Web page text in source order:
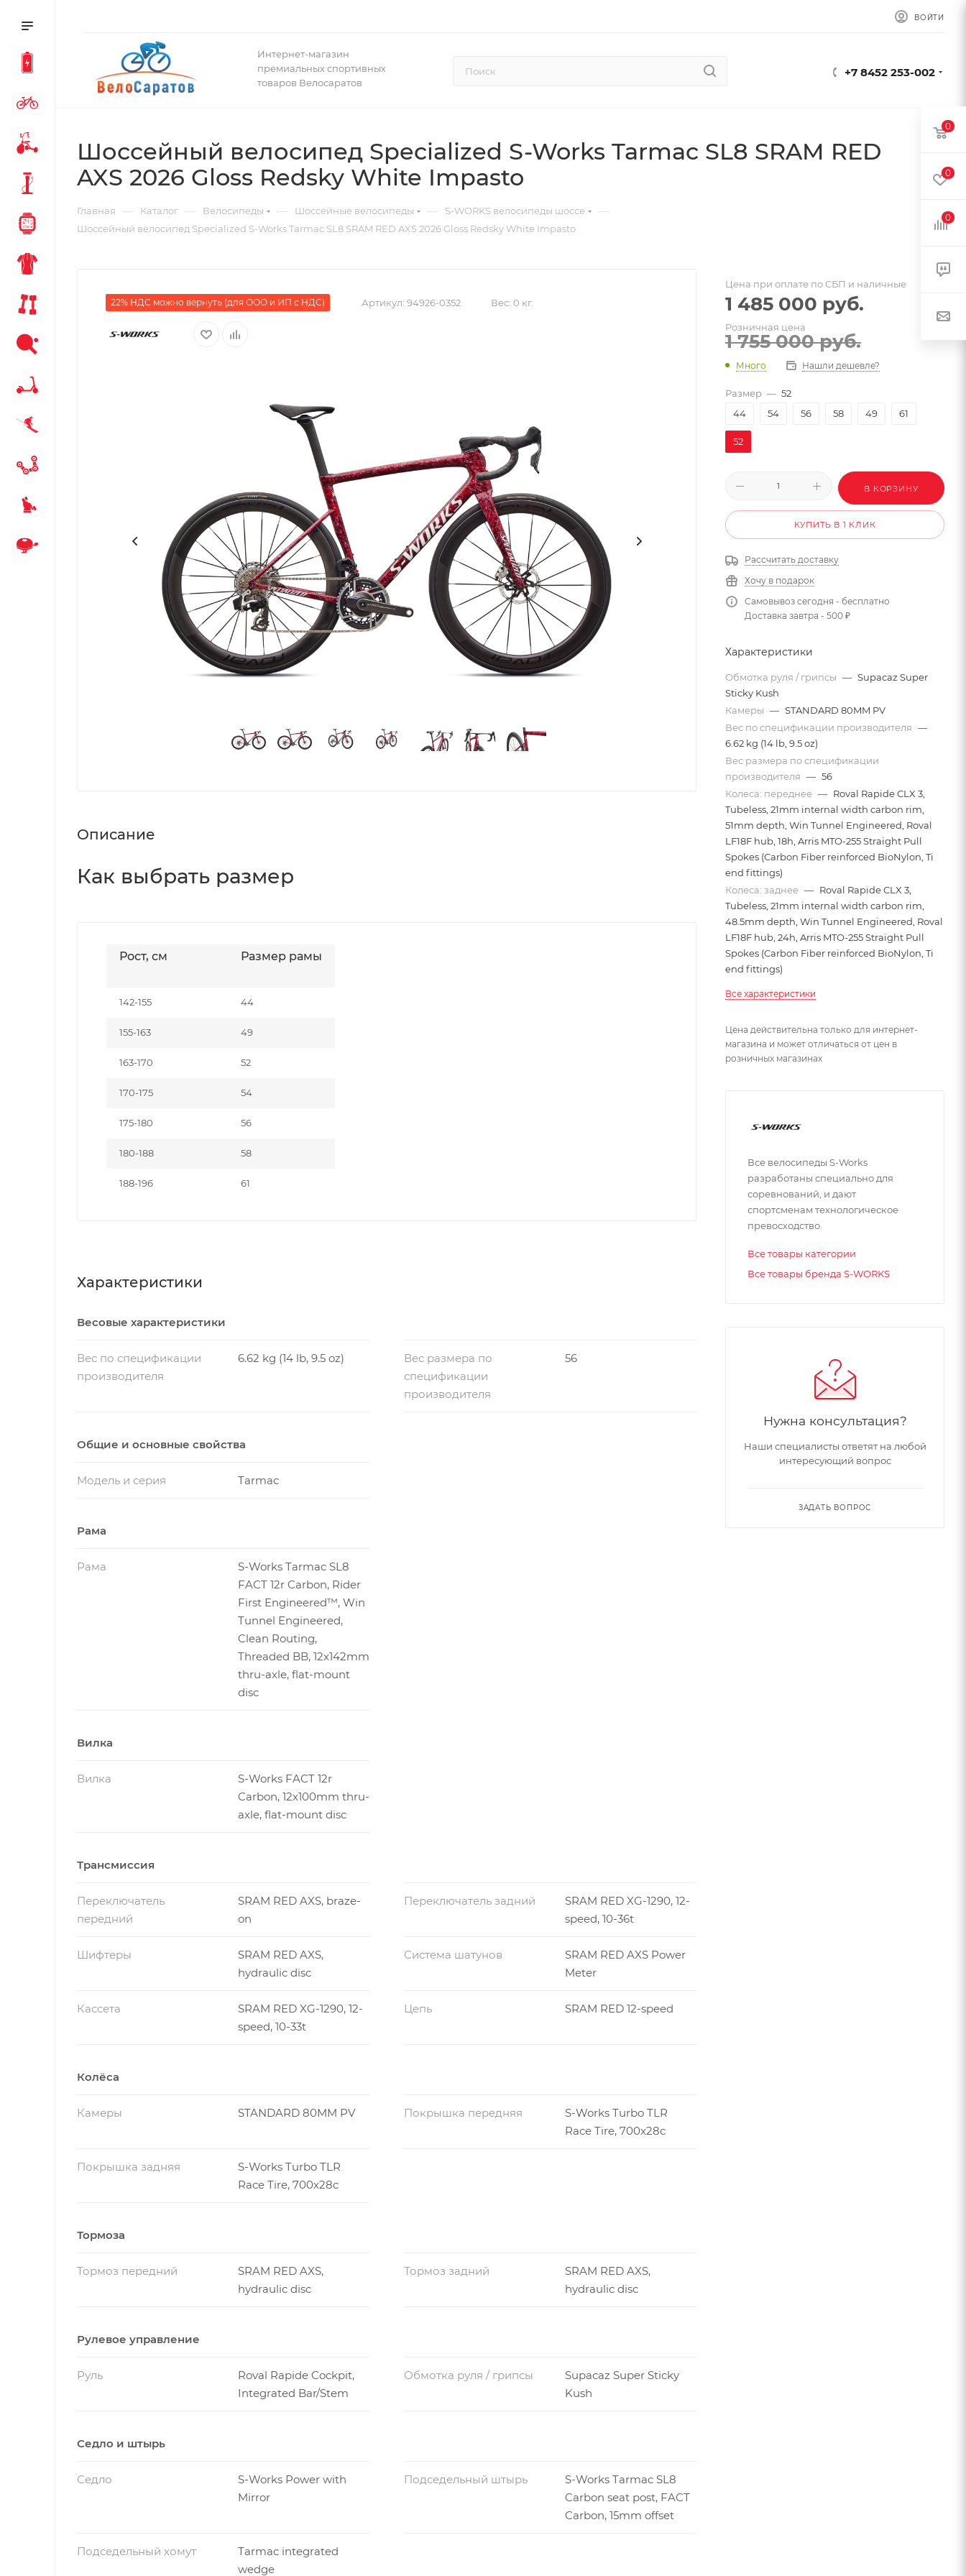
ВОЙТИ
Интернет-магазин
премиальных спортивных
товаров Велосаратов
+7 8452 253-002
Шоссейный велосипед Specialized S-Works Tarmac SL8 SRAM RED
AXS 2026 Gloss Redsky White Impasto
Главная — Каталог — Велосипеды — Шоссейные велосипеды — S-WORKS велосипеды шоссе —
Шоссейный велосипед Specialized S-Works Tarmac SL8 SRAM RED AXS 2026 Gloss Redsky White Impasto
22% НДС можно вернуть (для ООО и ИП с НДС) Артикул: 94926-0352 Вес: 0 кг.
Описание
Как выбрать размер
Рост, см Размер рамы
142-155 44
155-163 49
163-170 52
170-175 54
175-180 56
180-188 58
188-196 61
Характеристики
Весовые характеристики
Вес по спецификации
производителя
6.62 kg (14 lb, 9.5 oz)
Вес размера по
спецификации
производителя
56
Общие и основные свойства
Модель и серия Tarmac
Рама
Рама
S-Works Tarmac SL8
FACT 12r Carbon, Rider
First Engineered™, Win
Tunnel Engineered,
Clean Routing,
Threaded BB, 12x142mm
thru-axle, flat-mount
disc
Вилка
Вилка
S-Works FACT 12r
Carbon, 12x100mm thru-
axle, flat-mount disc
Трансмиссия
Переключатель
передний
SRAM RED AXS, braze-
on
Переключатель задний
SRAM RED XG-1290, 12-
speed, 10-36t
Шифтеры
SRAM RED AXS,
hydraulic disc
Система шатунов
SRAM RED AXS Power
Meter
Кассета
SRAM RED XG-1290, 12-
speed, 10-33t
Цепь SRAM RED 12-speed
Колёса
Камеры STANDARD 80MM PV Покрышка передняя
S-Works Turbo TLR
Race Tire, 700x28c
Покрышка задняя
S-Works Turbo TLR
Race Tire, 700x28c
Тормоза
Тормоз передний
SRAM RED AXS,
hydraulic disc
Тормоз задний
SRAM RED AXS,
hydraulic disc
Рулевое управление
Руль
Roval Rapide Cockpit,
Integrated Bar/Stem
Обмотка руля / грипсы
Supacaz Super Sticky
Kush
Седло и штырь
Седло
S-Works Power with
Mirror
Подседельный штырь
S-Works Tarmac SL8
Carbon seat post, FACT
Carbon, 15mm offset
Подседельный хомут
Tarmac integrated
wedge
Цена при оплате по СБП и наличные
1 485 000 руб.
Розничная цена
1 755 000руб.
Много Нашли дешевле?
Размер — 52
44
54 56 58 49 61
52
В КОРЗИНУ
КУПИТЬ В 1 КЛИК
Рассчитать доставку
Хочу в подарок
Самовывоз сегодня - бесплатно
Доставка завтра - 500 ₽
Характеристики
Обмотка руля / грипсы — Supacaz Super
Sticky Kush
Камеры — STANDARD 80MM PV
Вес по спецификации производителя —
6.62 kg (14 lb, 9.5 oz)
Вес размера по спецификации
производителя — 56
Колеса: переднее — Roval Rapide CLX 3,
Tubeless, 21mm internal width carbon rim,
51mm depth, Win Tunnel Engineered, Roval
LF18F hub, 18h, Arris MTO-255 Straight Pull
Spokes (Carbon Fiber reinforced BioNylon, Ti
end fittings)
Колеса: заднее — Roval Rapide CLX 3,
Tubeless, 21mm internal width carbon rim,
48.5mm depth, Win Tunnel Engineered, Roval
LF18F hub, 24h, Arris MTO-255 Straight Pull
Spokes (Carbon Fiber reinforced BioNylon, Ti
end fittings)
Все характеристики
Цена действительна только для интернет-
магазина и может отличаться от цен в
розничных магазинах
Все велосипеды S-Works
разработаны специально для
соревнований, и дают
спортсменам технологическое
превосходство.
Все товары категории
Все товары бренда S-WORKS
Нужна консультация?
Наши специалисты ответят на любой
интересующий вопрос
ЗАДАТЬ ВОПРОС
0
0
0